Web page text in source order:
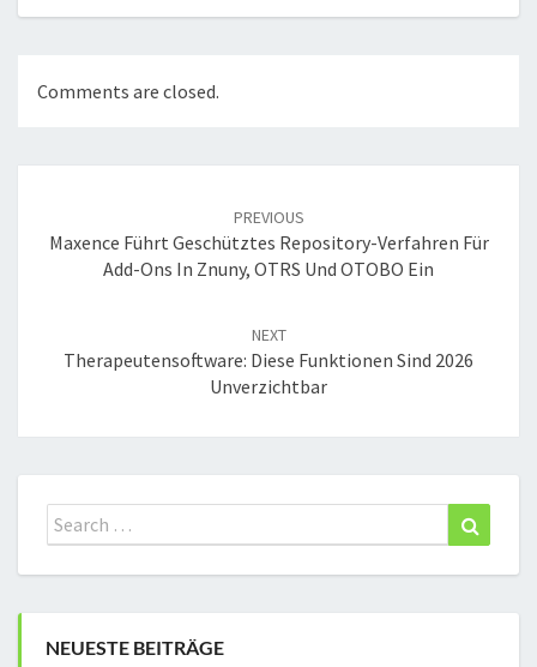
Comments are closed.
PREVIOUS
Maxence Führt Geschütztes Repository-Verfahren Für
Add-Ons In Znuny, OTRS Und OTOBO Ein
NEXT
Therapeutensoftware: Diese Funktionen Sind 2026
Unverzichtbar
Search
for:
NEUESTE BEITRÄGE